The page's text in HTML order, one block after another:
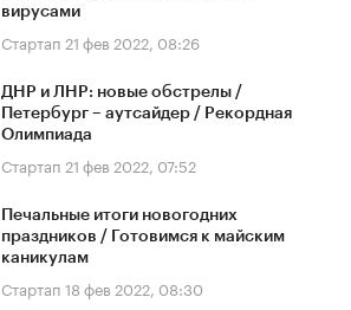
вирусами
Стартап 21 фев 2022, 08:26
ДНР и ЛНР: новые обстрелы /
Петербург – аутсайдер / Рекордная
Олимпиада
Стартап 21 фев 2022, 07:52
Печальные итоги новогодних
праздников / Готовимся к майским
каникулам
Стартап 18 фев 2022, 08:30